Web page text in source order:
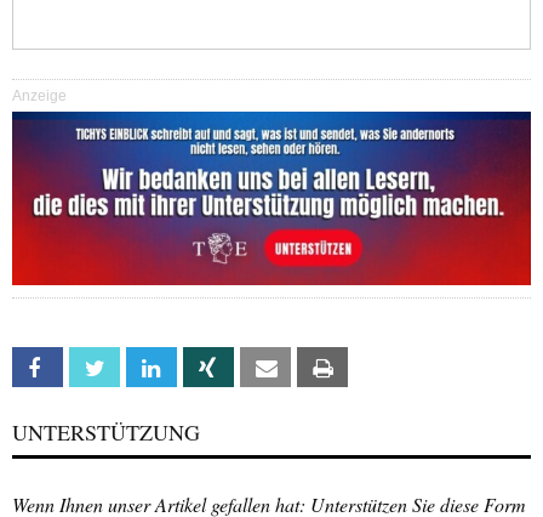
Anzeige
Facebook Twitter Linkedin Xing Email
UNTERSTÜTZUNG
Wenn Ihnen unser Artikel gefallen hat: Unterstützen Sie diese Form